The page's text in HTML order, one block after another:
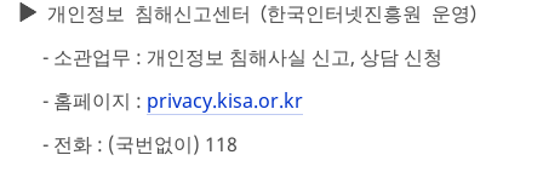
개인정보 침해신고센터 (한국인터넷진흥원 운영)
- 소관업무 : 개인정보 침해사실 신고, 상담 신청
- 홈페이지 : privacy.kisa.or.kr
- 전화 : (국번없이) 118